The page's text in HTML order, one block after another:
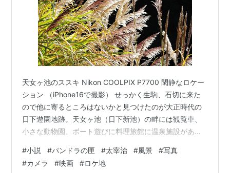
天女ヶ池のススキ Nikon COOLPIX P7700 閑静なロケー
ション （iPhone16で撮影） せっかく生駒、石切に来た
ので他に寄るところはないかと見つけたのが大正時代の
日下遊園地跡。天女ヶ池（日下新池）の畔には観覧車、
小さな動物園、ボート遊びに料理旅館に温泉施設があっ
開園。客足は遠のき閉園。温泉は結核患者の療養所「孔
舎衙健康道場」となる。 在りし日の健康道場 「やっとる
#小説 #パンドラの匣 #太宰治 #風景 #写真
#カメラ #映画 #ロケ地